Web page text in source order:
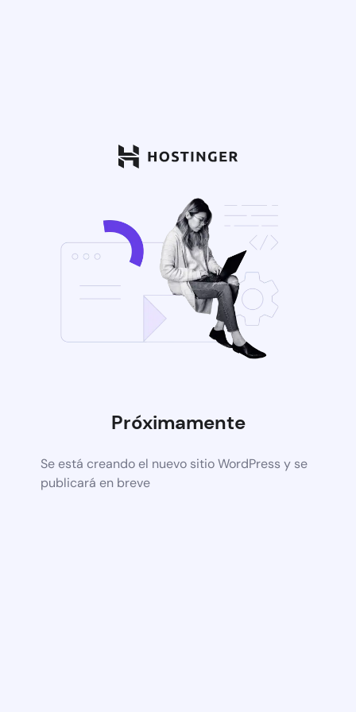
Próximamente
Se está creando el nuevo sitio WordPress y se
publicará en breve